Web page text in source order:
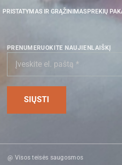
PRISTATYMAS IR GRĄŽINIMAS PREKIŲ
PRENUMERUOKITE NAUJIENLAIŠKĮ
@ Visos teisės saugosmos